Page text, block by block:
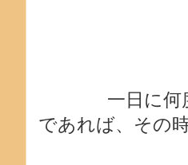
一日に
であれば、その